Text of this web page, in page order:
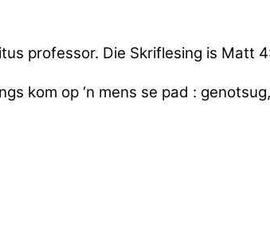
professor. Die Skriflesing is Matt 4:
kom op ‘n mens se pad :